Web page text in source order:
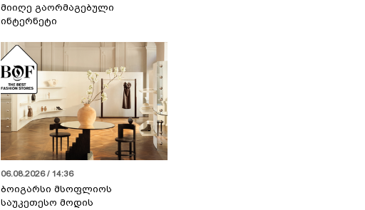
მიიღე გაორმაგებული
ინტერნეტი
06.08.2026 / 14:36
ბოიგარსი მსოფლიოს
საუკეთესო მოდის